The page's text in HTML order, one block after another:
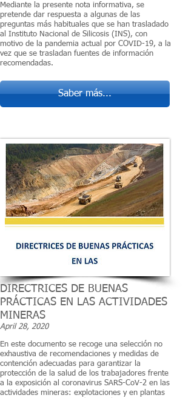
Mediante la presente nota informativa, se
pretende dar respuesta a algunas de las
preguntas más habituales que se han trasladado
al Instituto Nacional de Silicosis (INS), con
motivo de la pandemia actual por COVID-19, a la
vez que se trasladan fuentes de información
recomendadas.
Saber más...
DIRECTRICES DE BUENAS
PRÁCTICAS EN LAS ACTIVIDADES
MINERAS
April 28, 2020
En este documento se recoge una selección no
exhaustiva de recomendaciones y medidas de
contención adecuadas para garantizar la
protección de la salud de los trabajadores frente
a la exposición al coronavirus SARS-CoV-2 en las
actividades mineras: explotaciones y en plantas